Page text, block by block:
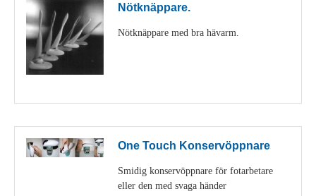
Nötknäppare.
Nötknäppare med bra hävarm.
One Touch Konservöppnare
Smidig konservöppnare för fotarbetare
eller den med svaga händer